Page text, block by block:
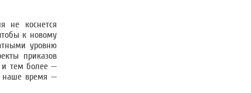
не коснется
к новому
уровню
приказов
и тем более —
наше время —